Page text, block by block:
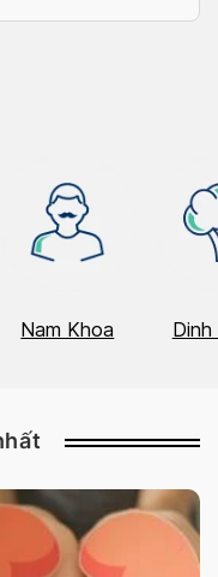
Nam Khoa Dinh